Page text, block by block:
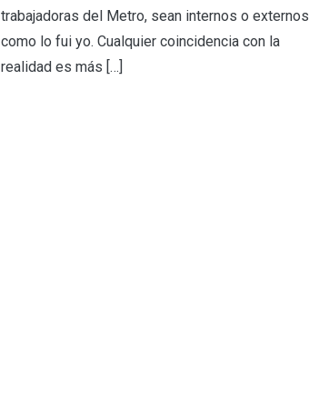
trabajadoras del Metro, sean internos o externos
como lo fui yo. Cualquier coincidencia con la
realidad es más […]